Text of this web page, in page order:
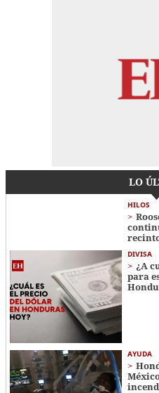
LO
HILOS
DIVISA
¿A
para
AYUDA